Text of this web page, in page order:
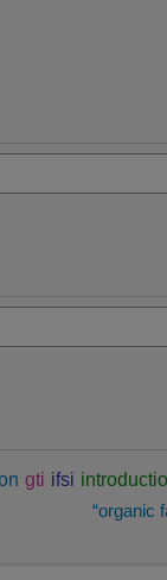
gti ifsi
“organic